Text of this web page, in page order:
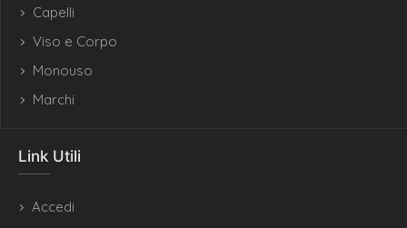
Capelli
Viso e Corpo
Monouso
Marchi
Link Utili
Accedi